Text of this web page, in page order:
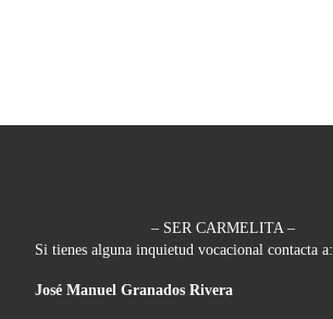
– SER CARMELITA –
Si tienes alguna inquietud vocacional contacta a:
José Manuel Granados Rivera